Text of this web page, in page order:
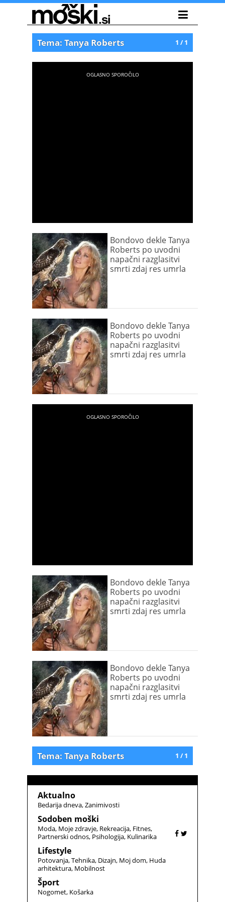
1 / 1
Tema: Tanya Roberts
Bondovo dekle Tanya
Roberts po uvodni
napačni razglasitvi
smrti zdaj res umrla
Bondovo dekle Tanya
Roberts po uvodni
napačni razglasitvi
smrti zdaj res umrla
Bondovo dekle Tanya
Roberts po uvodni
napačni razglasitvi
smrti zdaj res umrla
Bondovo dekle Tanya
Roberts po uvodni
napačni razglasitvi
smrti zdaj res umrla
1 / 1
Tema: Tanya Roberts
Aktualno
Bedarija dneva Zanimivosti
Sodoben moški
Moda Moje zdravje Rekreacija Fitnes
Partnerski odnos Psihologija Kulinarika
Lifestyle
Potovanja Tehnika Dizajn Moj dom Huda
arhitektura Mobilnost
Šport
Nogomet Košarka